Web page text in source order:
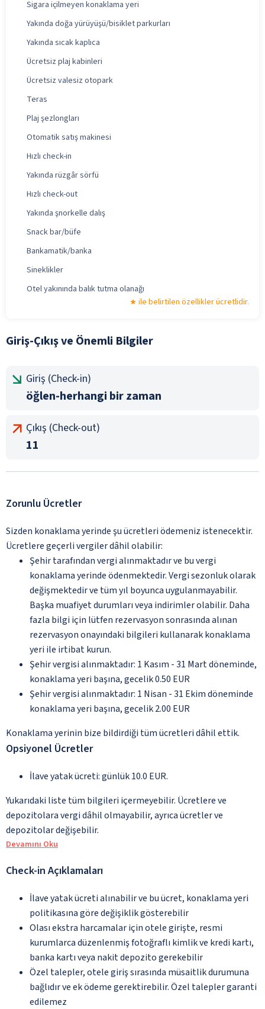
Sigara içilmeyen konaklama yeri
Yakında doğa yürüyüşü/bisiklet parkurları
Yakında sıcak kaplıca
Ücretsiz plaj kabinleri
Ücretsiz valesiz otopark
Teras
Plaj şezlongları
Otomatik satış makinesi
Hızlı check-in
Yakında rüzgâr sörfü
Hızlı check-out
Yakında şnorkelle dalış
Snack bar/büfe
Bankamatik/banka
Sineklikler
Otel yakınında balık tutma olanağı
ile belirtilen özellikler ücretlidir.
Giriş-Çıkış ve Önemli Bilgiler
Giriş (Check-in)
öğlen-herhangi bir zaman
Çıkış (Check-out)
11
Zorunlu Ücretler
Sizden konaklama yerinde şu ücretleri ödemeniz istenecektir.
Ücretlere geçerli vergiler dâhil olabilir:
Şehir tarafından vergi alınmaktadır ve bu vergi
konaklama yerinde ödenmektedir. Vergi sezonluk olarak
değişmektedir ve tüm yıl boyunca uygulanmayabilir.
Başka muafiyet durumları veya indirimler olabilir. Daha
fazla bilgi için lütfen rezervasyon sonrasında alınan
rezervasyon onayındaki bilgileri kullanarak konaklama
yeri ile irtibat kurun.
Şehir vergisi alınmaktadır: 1 Kasım - 31 Mart döneminde,
konaklama yeri başına, gecelik 0.50 EUR
Şehir vergisi alınmaktadır: 1 Nisan - 31 Ekim döneminde
konaklama yeri başına, gecelik 2.00 EUR
Konaklama yerinin bize bildirdiği tüm ücretleri dâhil ettik.
Opsiyonel Ücretler
İlave yatak ücreti: günlük 10.0 EUR.
Yukarıdaki liste tüm bilgileri içermeyebilir. Ücretlere ve
depozitolara vergi dâhil olmayabilir, ayrıca ücretler ve
depozitolar değişebilir.
Devamını Oku
Check-in Açıklamaları
İlave yatak ücreti alınabilir ve bu ücret, konaklama yeri
politikasına göre değişiklik gösterebilir
Olası ekstra harcamalar için otele girişte, resmi
kurumlarca düzenlenmiş fotoğraflı kimlik ve kredi kartı,
banka kartı veya nakit depozito gerekebilir
Özel talepler, otele giriş sırasında müsaitlik durumuna
bağlıdır ve ek ödeme gerektirebilir. Özel talepler garanti
edilemez